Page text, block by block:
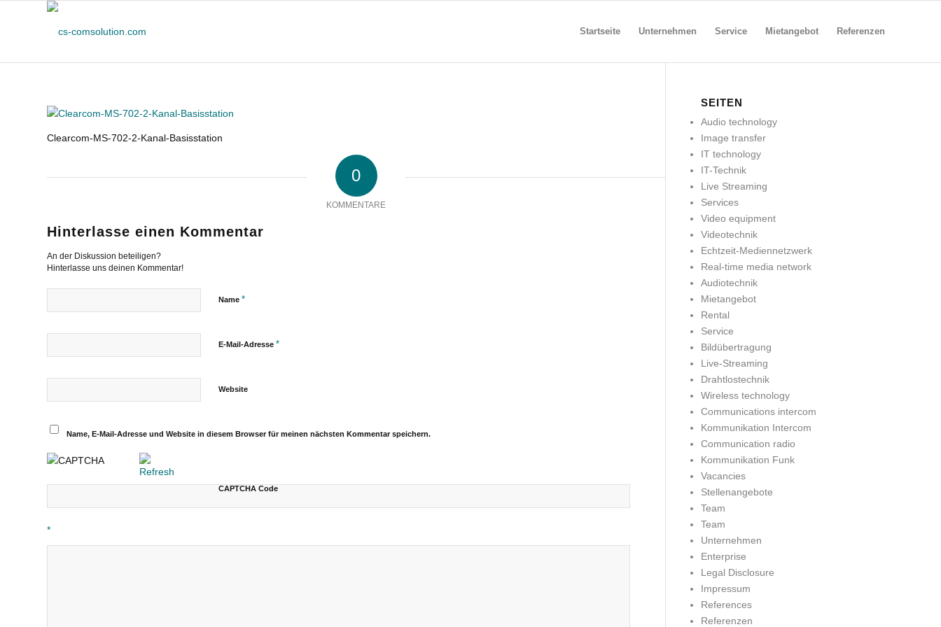
Startseite Unternehmen Service Mietangebot Referenzen
Clearcom-MS-702-2-Kanal-Basisstation
0
KOMMENTARE
Hinterlasse einen Kommentar
An der Diskussion beteiligen?
Hinterlasse uns deinen Kommentar!
Name *
E-Mail-Adresse *
Website
Name, E-Mail-Adresse und Website in diesem Browser für meinen nächsten Kommentar speichern.
CAPTCHA Code
*
SEITEN
Audio technology
Image transfer
IT technology
IT-Technik
Live Streaming
Services
Video equipment
Videotechnik
Echtzeit-Mediennetzwerk
Real-time media network
Audiotechnik
Mietangebot
Rental
Service
Bildübertragung
Live-Streaming
Drahtlostechnik
Wireless technology
Communications intercom
Kommunikation Intercom
Communication radio
Kommunikation Funk
Vacancies
Stellenangebote
Team
Team
Unternehmen
Enterprise
Legal Disclosure
Impressum
References
Referenzen